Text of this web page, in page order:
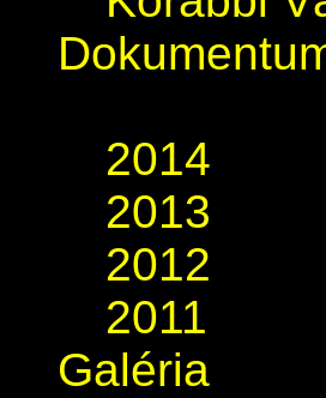
2014
2013
2012
2011
Galéria